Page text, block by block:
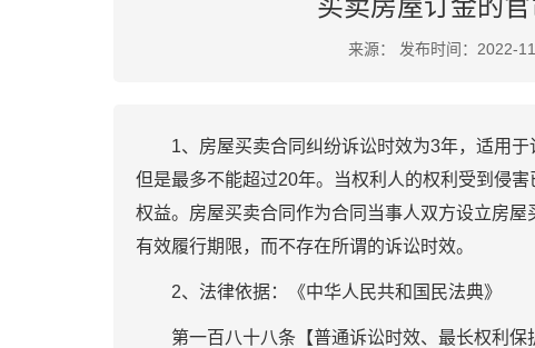
买卖房屋订金的
来源： 发布时间：2022-
1、房屋买卖合同纠纷诉讼时效为3年，适用于
但是最多不能超过20年。当权利人的权利受到侵
权益。房屋买卖合同作为合同当事人双方设立房
有效履行期限，而不存在所谓的诉讼时效。
2、法律依据：《中华人民共和国民法典》
第一百八十八条【普通诉讼时效、最长权利保